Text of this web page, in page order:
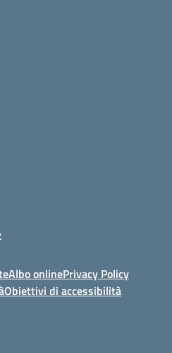
Albo onlinePrivacy Policy
Obiettivi di accessibilità